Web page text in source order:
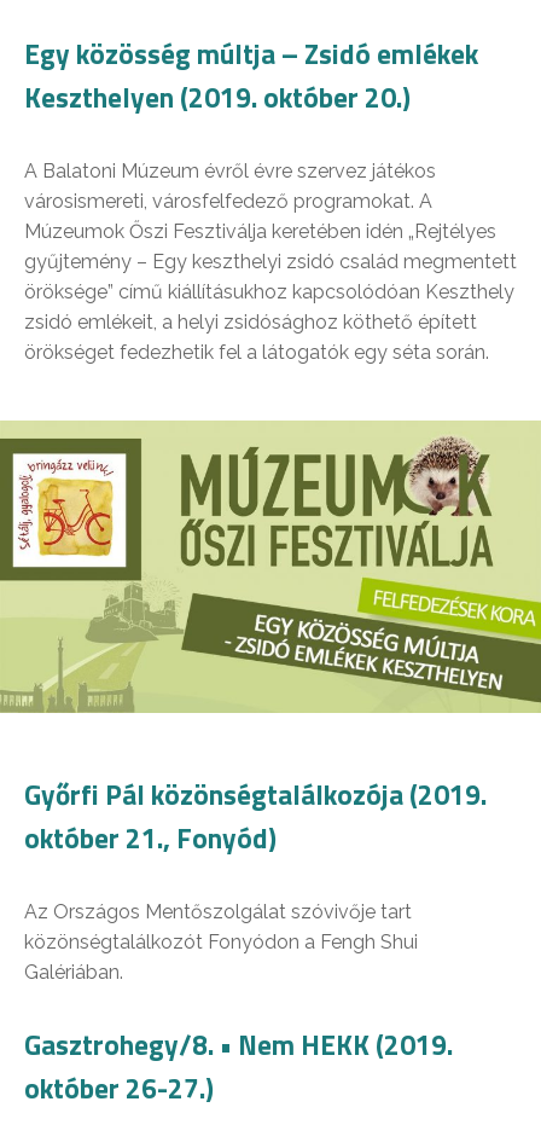
Egy közösség múltja – Zsidó emlékek
Keszthelyen (2019. október 20.)
A Balatoni Múzeum évről évre szervez játékos
városismereti, városfelfedező programokat. A
Múzeumok Őszi Fesztiválja keretében idén „Rejtélyes
gyűjtemény – Egy keszthelyi zsidó család megmentett
öröksége” című kiállításukhoz kapcsolódóan Keszthely
zsidó emlékeit, a helyi zsidósághoz köthető épített
örökséget fedezhetik fel a látogatók egy séta során.
Győrfi Pál közönségtalálkozója (2019.
október 21., Fonyód)
Az Országos Mentőszolgálat szóvivője tart
közönségtalálkozót Fonyódon a Fengh Shui
Galériában.
Gasztrohegy/8. • Nem HEKK (2019.
október 26-27.)